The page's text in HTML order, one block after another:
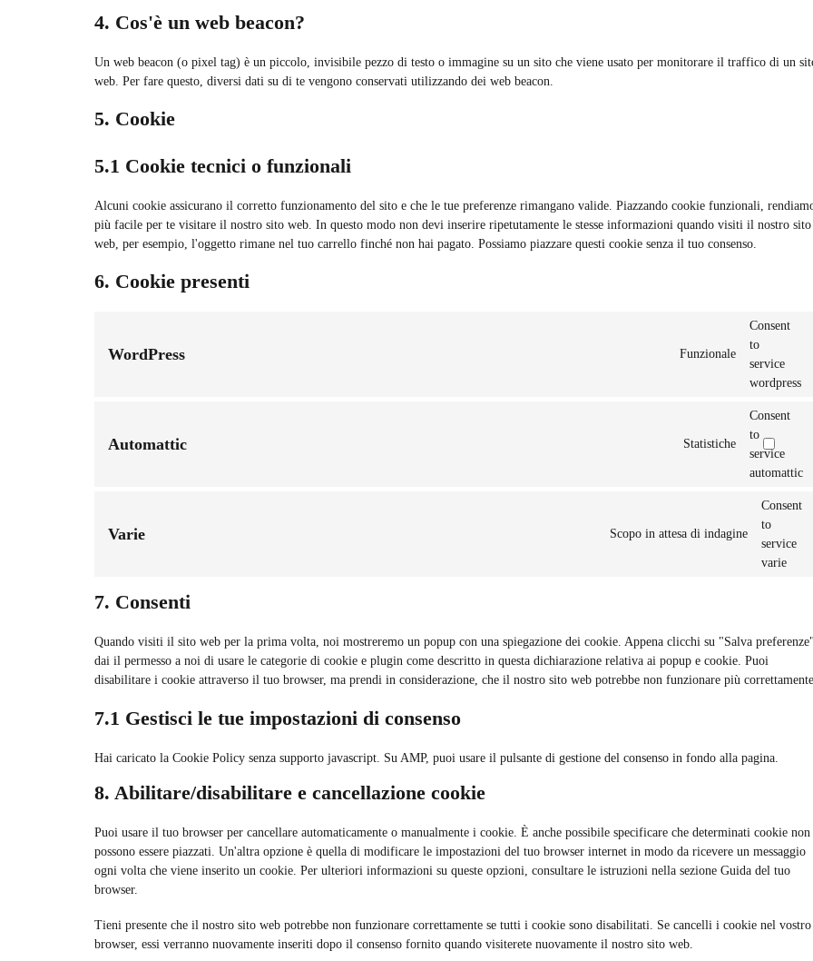
4. Cos'è un web beacon?
Un web beacon (o pixel tag) è un piccolo, invisibile pezzo di testo o immagine su un sito che viene usato per monitorare il traffico di un
web. Per fare questo, diversi dati su di te vengono conservati utilizzando dei web beacon.
5. Cookie
5.1 Cookie tecnici o funzionali
Alcuni cookie assicurano il corretto funzionamento del sito e che le tue preferenze rimangano valide. Piazzando cookie funzionali,
più facile per te visitare il nostro sito web. In questo modo non devi inserire ripetutamente le stesse informazioni quando visiti il nostro sito
web, per esempio, l'oggetto rimane nel tuo carrello finché non hai pagato. Possiamo piazzare questi cookie senza il tuo consenso.
6. Cookie presenti
WordPress Funzionale
Consent
to
service
wordpress
Automattic Statistiche
Consent
to
service
automattic
Varie Scopo in attesa di indagine
Consent
to
service
varie
7. Consenti
Quando visiti il sito web per la prima volta, noi mostreremo un popup con una spiegazione dei cookie. Appena clicchi su "Salva
dai il permesso a noi di usare le categorie di cookie e plugin come descritto in questa dichiarazione relativa ai popup e cookie. Puoi
disabilitare i cookie attraverso il tuo browser, ma prendi in considerazione, che il nostro sito web potrebbe non funzionare più
7.1 Gestisci le tue impostazioni di consenso
Hai caricato la Cookie Policy senza supporto javascript. Su AMP, puoi usare il pulsante di gestione del consenso in fondo alla pagina.
8. Abilitare/disabilitare e cancellazione cookie
Puoi usare il tuo browser per cancellare automaticamente o manualmente i cookie. È anche possibile specificare che determinati cookie non
possono essere piazzati. Un'altra opzione è quella di modificare le impostazioni del tuo browser internet in modo da ricevere un messaggio
ogni volta che viene inserito un cookie. Per ulteriori informazioni su queste opzioni, consultare le istruzioni nella sezione Guida del tuo
browser.
Tieni presente che il nostro sito web potrebbe non funzionare correttamente se tutti i cookie sono disabilitati. Se cancelli i cookie nel vostro
browser, essi verranno nuovamente inseriti dopo il consenso fornito quando visiterete nuovamente il nostro sito web.